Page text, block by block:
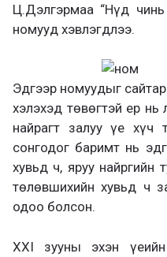
Ц.Дэлгэрмаа “Нүд
номууд хэвлэгдлээ.
Эдгээр номуудыг
хэлэхэд төвөгтэй ер нь
найрагт залуу үе хүч
сонгодог баримт нь
хувьд ч, яруу найргийн
төлөвшихийн хувьд ч
одоо болсон.
ХХI зууны эхэн